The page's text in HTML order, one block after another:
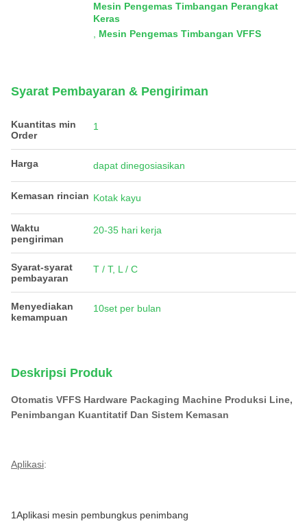
Mesin Pengemas Timbangan Perangkat
Keras
Mesin Pengemas Timbangan VFFS
Syarat Pembayaran & Pengiriman
Kuantitas min
Order
1
Harga dapat dinegosiasikan
Kemasan rincian Kotak kayu
Waktu
pengiriman
20-35 hari kerja
Syarat-syarat
pembayaran
T / T, L / C
Menyediakan
kemampuan
10set per bulan
Deskripsi Produk
Otomatis VFFS Hardware Packaging Machine Produksi Line,
Penimbangan Kuantitatif Dan Sistem Kemasan
Aplikasi:
1Aplikasi mesin pembungkus penimbang